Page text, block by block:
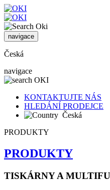
navigace
Česká
navigace
KONTAKTUJTE NÁS
HLEDÁNÍ PRODEJCE
Česká
PRODUKTY
PRODUKTY
TISKÁRNY A